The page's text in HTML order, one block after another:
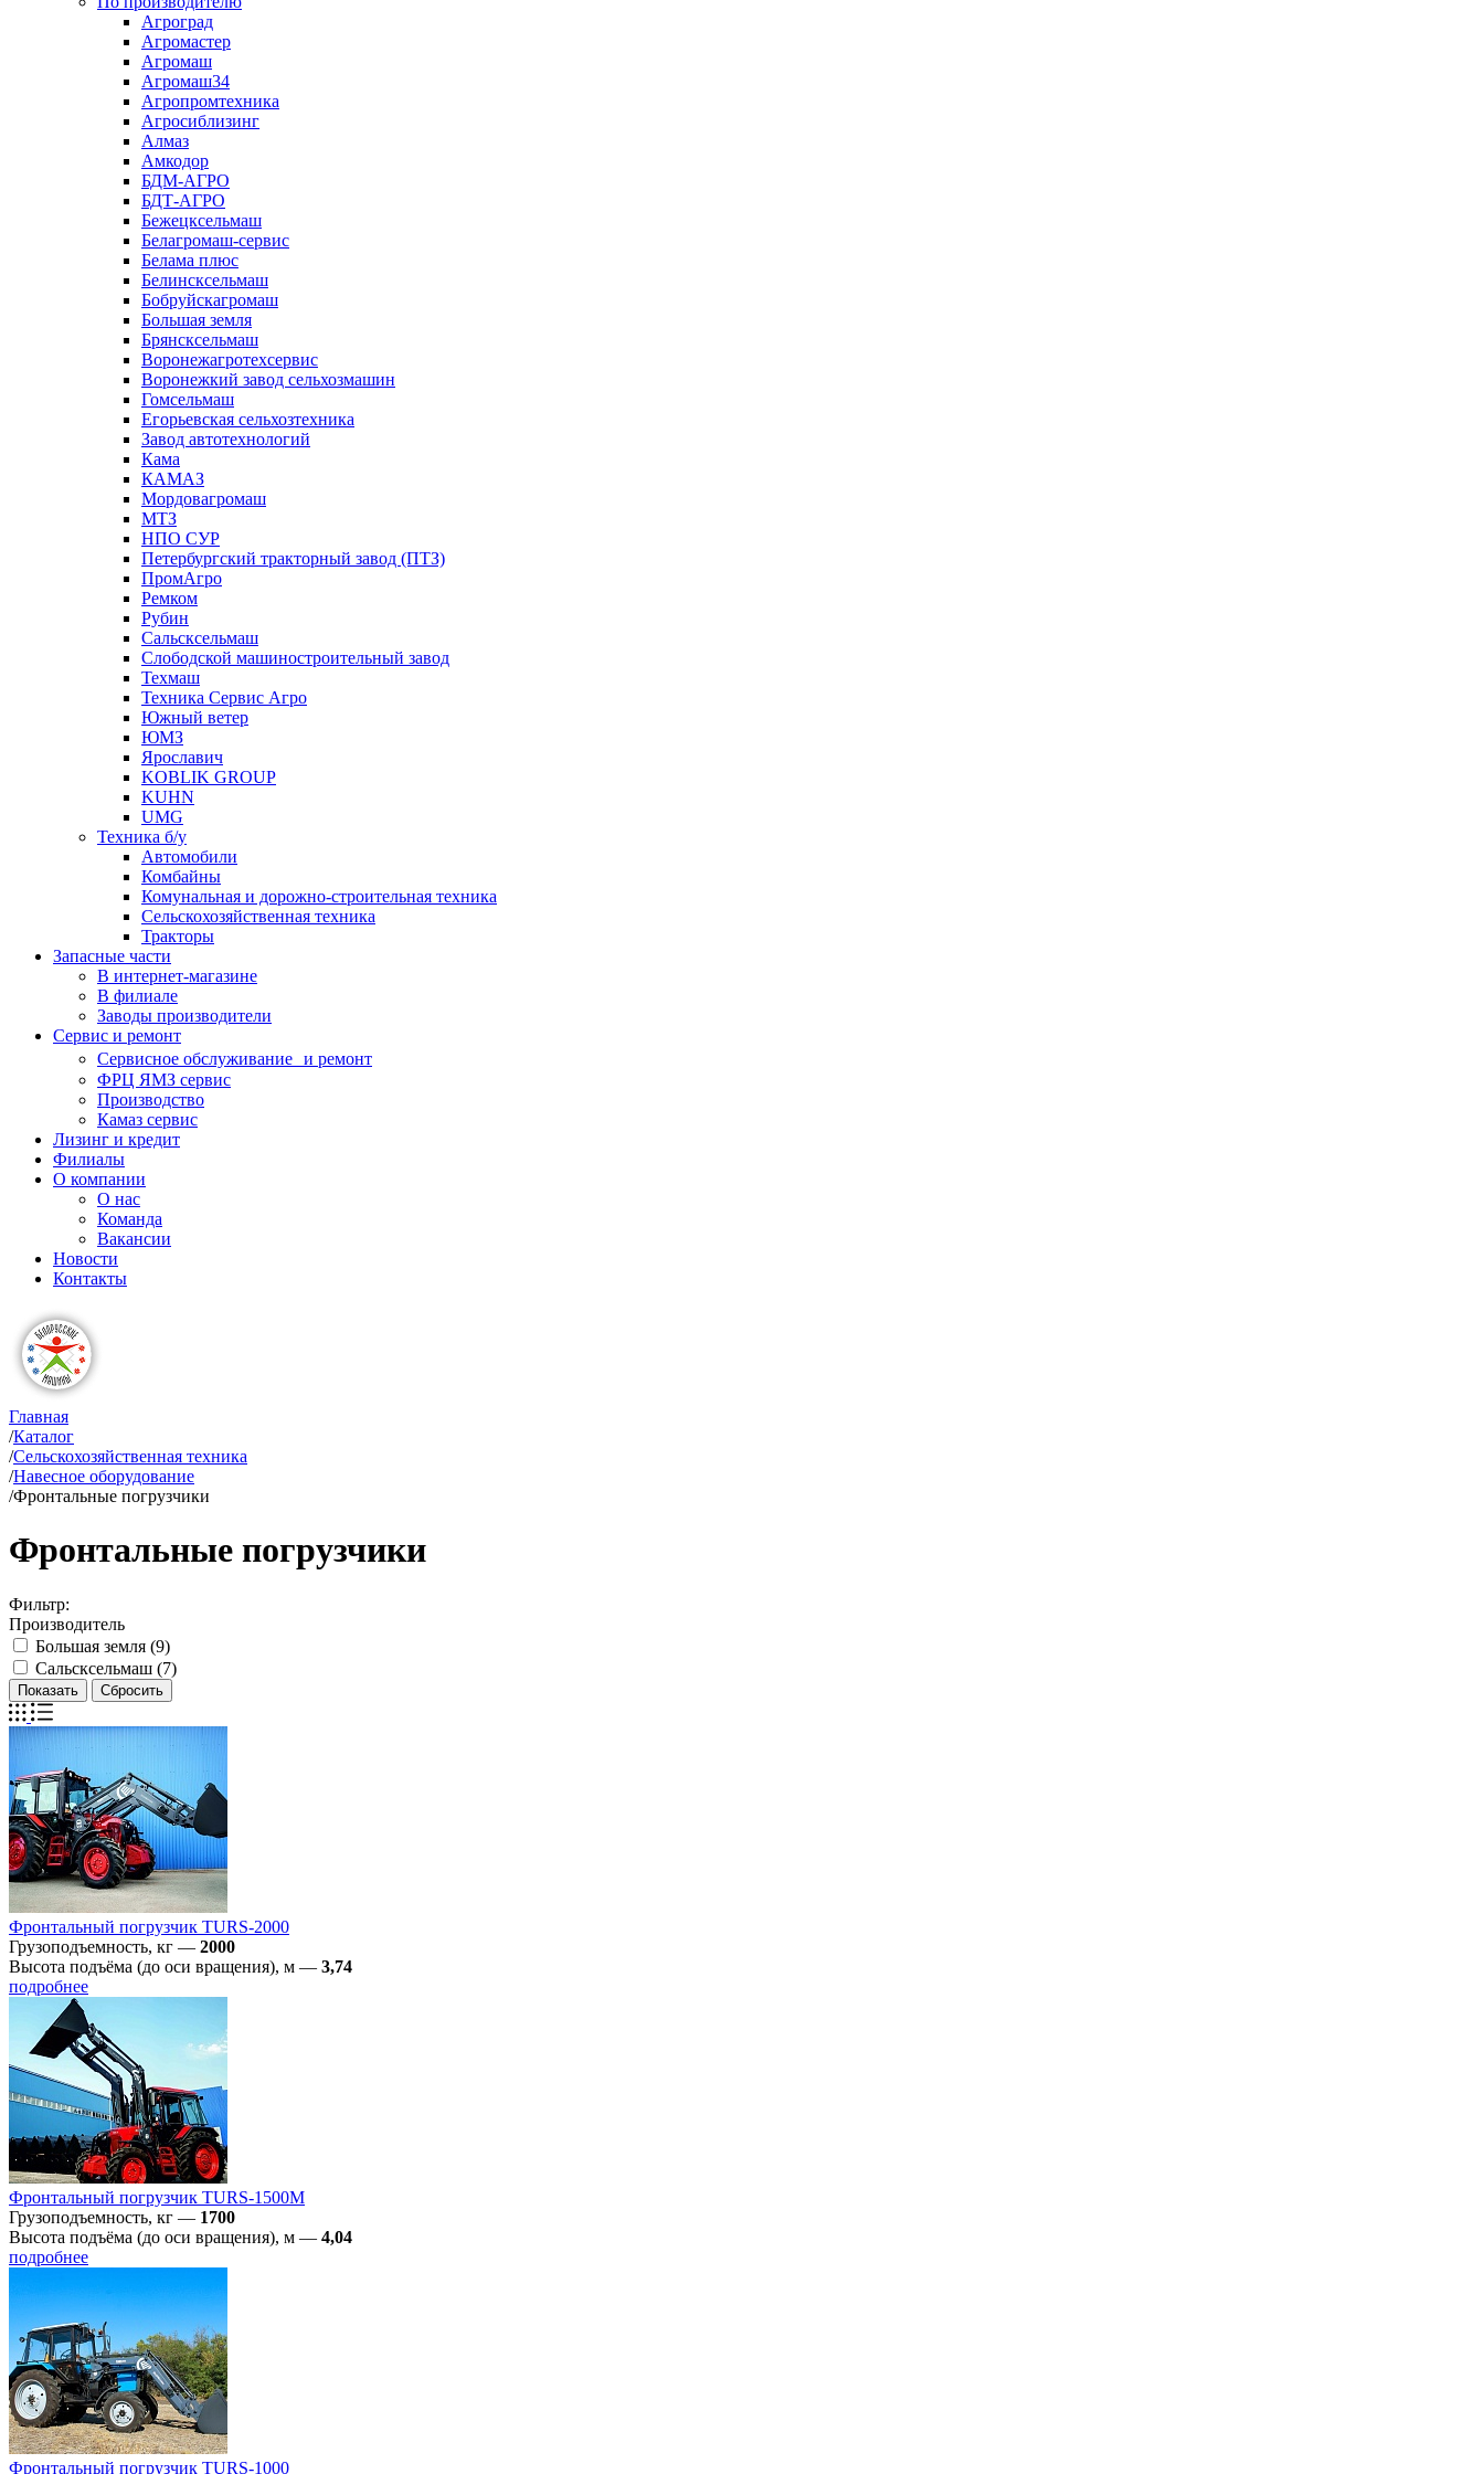
Агроград
Агромастер
Агромаш
Агромаш34
Агропромтехника
Агросиблизинг
Алмаз
Амкодор
БДМ-АГРО
БДТ-АГРО
Бежецксельмаш
Белагромаш-сервис
Белама плюс
Белинсксельмаш
Бобруйскагромаш
Большая земля
Брянсксельмаш
Воронежагротехсервис
Воронежкий завод сельхозмашин
Гомсельмаш
Егорьевская сельхозтехника
Завод автотехнологий
Кама
КАМАЗ
Мордовагромаш
МТЗ
НПО СУР
Петербургский тракторный завод (ПТЗ)
ПромАгро
Ремком
Рубин
Сальскcельмаш
Слободской машиностроительный завод
Техмаш
Техника Сервис Агро
Южный ветер
ЮМЗ
Ярославич
KOBLIK GROUP
KUHN
UMG
Техника б/у
Автомобили
Комбайны
Комунальная и дорожно-строительная техника
Сельскохозяйственная техника
Тракторы
Запасные части
В интернет-магазине
В филиале
Заводы производители
Сервис и ремонт
Сервисное обслуживание и ремонт
ФРЦ ЯМЗ сервис
Производство
Камаз сервис
Лизинг и кредит
Филиалы
О компании
О нас
Команда
Вакансии
Новости
Контакты
Главная
/Каталог
/Сельскохозяйственная техника
/Навесное оборудование
/Фронтальные погрузчики
Фронтальные погрузчики
Фильтр:
Производитель
Большая земля (9)
Сальсксельмаш (7)
Фронтальный погрузчик TURS-2000
Грузоподъемность, кг — 2000
Высота подъёма (до оси вращения), м — 3,74
подробнее
Фронтальный погрузчик TURS-1500M
Грузоподъемность, кг — 1700
Высота подъёма (до оси вращения), м — 4,04
подробнее
Фронтальный погрузчик TURS-1000